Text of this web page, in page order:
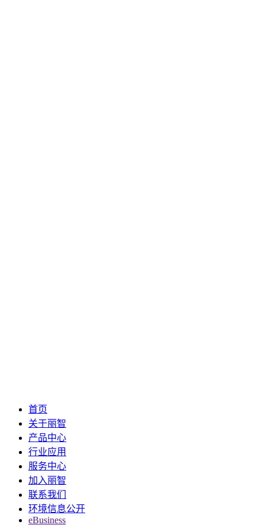
首页
关于丽智
产品中心
行业应用
服务中心
加入丽智
联系我们
环境信息公开
eBusiness